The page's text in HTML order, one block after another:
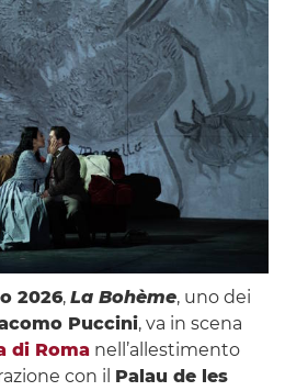
2026, La Bohème, uno dei
Puccini, va in scena
di Romanell’allestimento
con il Palau de les